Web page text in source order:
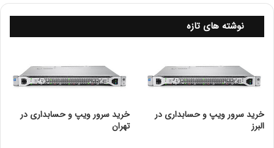
معماری OSSIM
OSSIM دارای یک معماری مدولار است که قابلیت گسترش و
سفارشی‌سازی را فراهم می‌کند. اجزای اصلی آن شامل:
جمع‌آوری اطلاعات:
نوشته های تازه
خرید سرور ویپ و حسابداری در
البرز
خرید سرور ویپ و حسابداری در
تهران